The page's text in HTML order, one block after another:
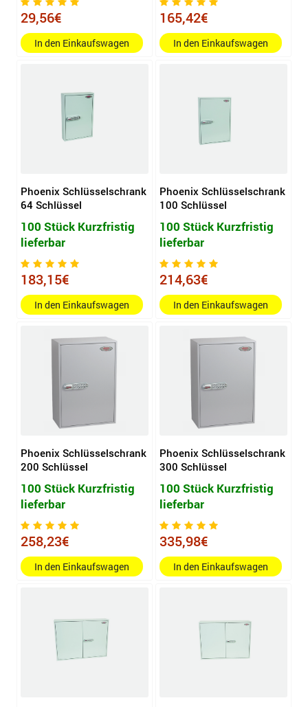
29,56€
In den Einkaufswagen
165,42€
In den Einkaufswagen
Phoenix Schlüsselschrank
64 Schlüssel
100 Stück Kurzfristig
lieferbar
183,15€
In den Einkaufswagen
Phoenix Schlüsselschrank
100 Schlüssel
100 Stück Kurzfristig
lieferbar
214,63€
In den Einkaufswagen
Phoenix Schlüsselschrank
200 Schlüssel
100 Stück Kurzfristig
lieferbar
258,23€
In den Einkaufswagen
Phoenix Schlüsselschrank
300 Schlüssel
100 Stück Kurzfristig
lieferbar
335,98€
In den Einkaufswagen